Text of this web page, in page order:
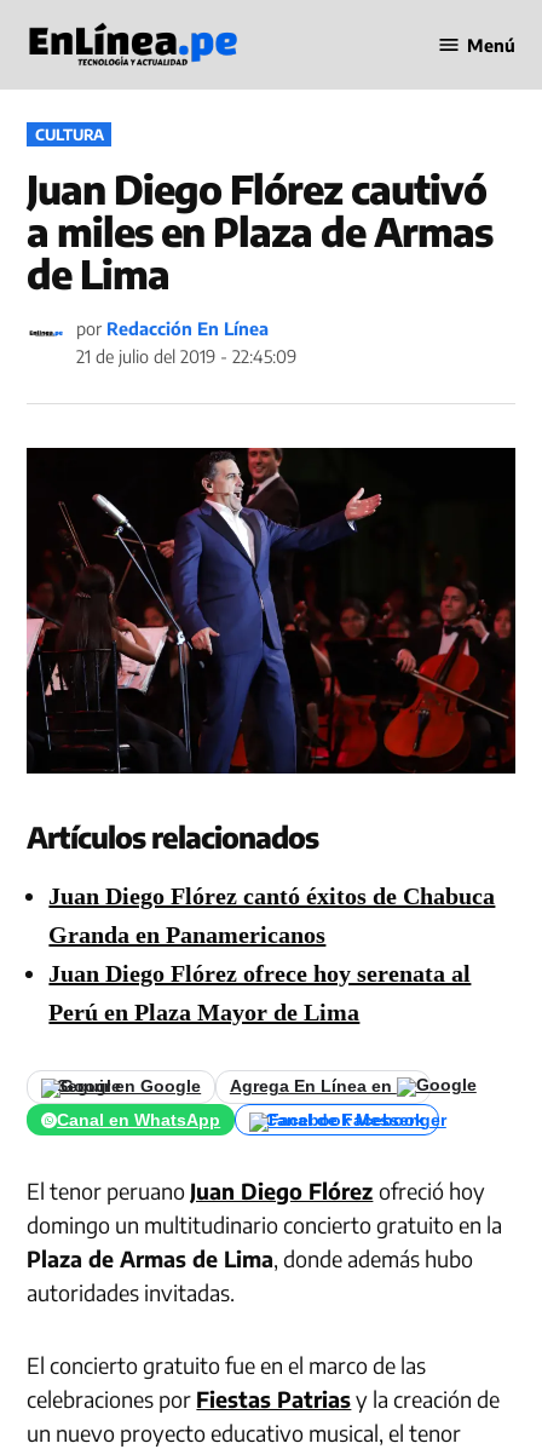
contenido
en Línea
Menú
PUBLICADO
EN
CULTURA
Juan Diego Flórez cautivó
a miles en Plaza de Armas
de Lima
por Redacción En Línea
21 de julio del 2019 - 22:45:09
Artículos relacionados
Juan Diego Flórez cantó éxitos de Chabuca
Granda en Panamericanos
Juan Diego Flórez ofrece hoy serenata al
Perú en Plaza Mayor de Lima
Seguir en Google
Agrega En Línea en
Canal en WhatsApp
Canal de Facebook
El tenor peruano Juan Diego Flórez ofreció hoy
domingo un multitudinario concierto gratuito en la
Plaza de Armas de Lima, donde además hubo
autoridades invitadas.
El concierto gratuito fue en el marco de las
celebraciones por Fiestas Patriasy la creación de
un nuevo proyecto educativo musical, el tenor